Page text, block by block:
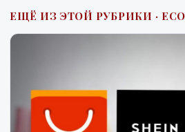
ЕЩЁ ИЗ ЭТОЙ РУБРИКИ ·